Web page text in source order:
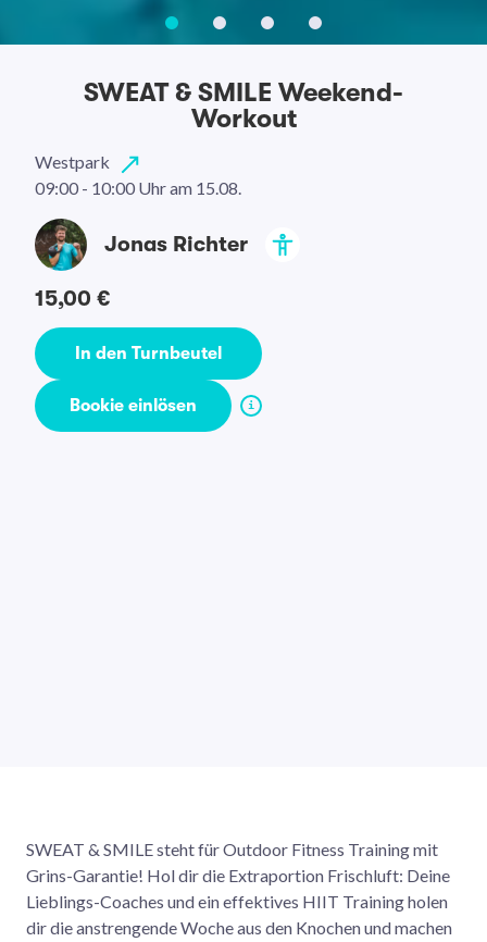
SWEAT & SMILE Weekend-
Workout
Westpark
09:00 - 10:00 Uhram 15.08.
Jonas Richter
15,00 €
In den Turnbeutel
Bookie einlösen i
SWEAT & SMILE steht für Outdoor Fitness Training mit
Grins-Garantie! Hol dir die Extraportion Frischluft: Deine
Lieblings-Coaches und ein effektives HIIT Training holen
dir die anstrengende Woche aus den Knochen und machen